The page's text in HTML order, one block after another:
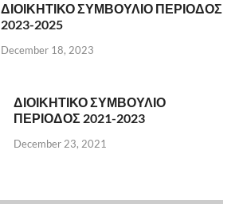
ΔΙΟΙΚΗΤΙΚΟ ΣΥΜΒΟΥΛΙΟ ΠΕΡΙΟΔΟΣ
2023-2025
December 18, 2023
ΔΙΟΙΚΗΤΙΚΟ ΣΥΜΒΟΥΛΙΟ
ΠΕΡΙΟΔΟΣ 2021-2023
December 23, 2021